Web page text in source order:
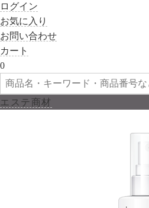
ログイン
お気に入り
お問い合わせ
カート
0
エステ商材